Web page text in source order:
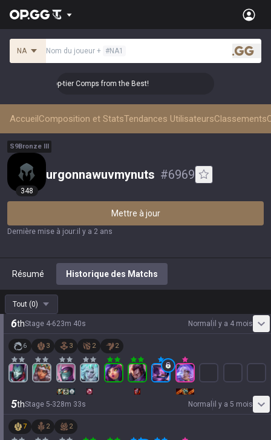
NA Nom du joueur + #NA1
.gg
👑 Master Top-tier Comps from the Best!
AccueilComposition et StatsTendances UtilisateursClassements
S9Bronze III
348
urgonnawuvmynuts #6969
Mettre à jour
Dernière mise à jour:il y a 2 ans
Résumé Historique des Matchs
Tout (0)
6thStage 4-623m 40s Normal il y a 4 mois
6 3 3 2 2
5thStage 5-328m 33s Normal il y a 5 mois
7 2 2